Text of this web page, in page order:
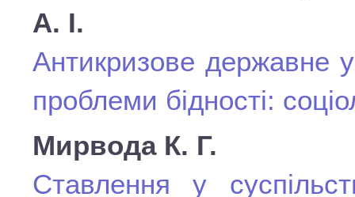
А. І.
Антикризове державне
проблеми бідності:
Мирвода К. Г.
Ставлення у